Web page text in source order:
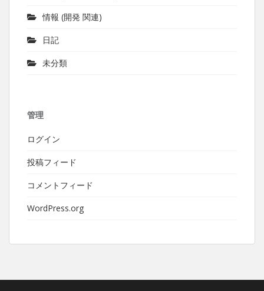
情報 (開発 関連)
日記
未分類
管理
ログイン
投稿フィード
コメントフィード
WordPress.org